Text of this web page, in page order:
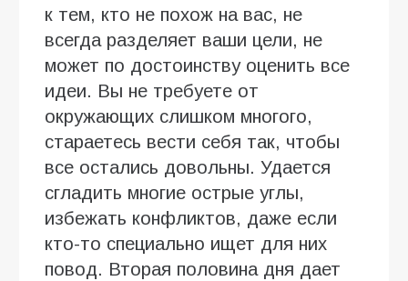
к тем, кто не похож на вас, не
всегда разделяет ваши цели, не
может по достоинству оценить все
идеи. Вы не требуете от
окружающих слишком многого,
стараетесь вести себя так, чтобы
все остались довольны. Удается
сгладить многие острые углы,
избежать конфликтов, даже если
кто-то специально ищет для них
повод. Вторая половина дня дает